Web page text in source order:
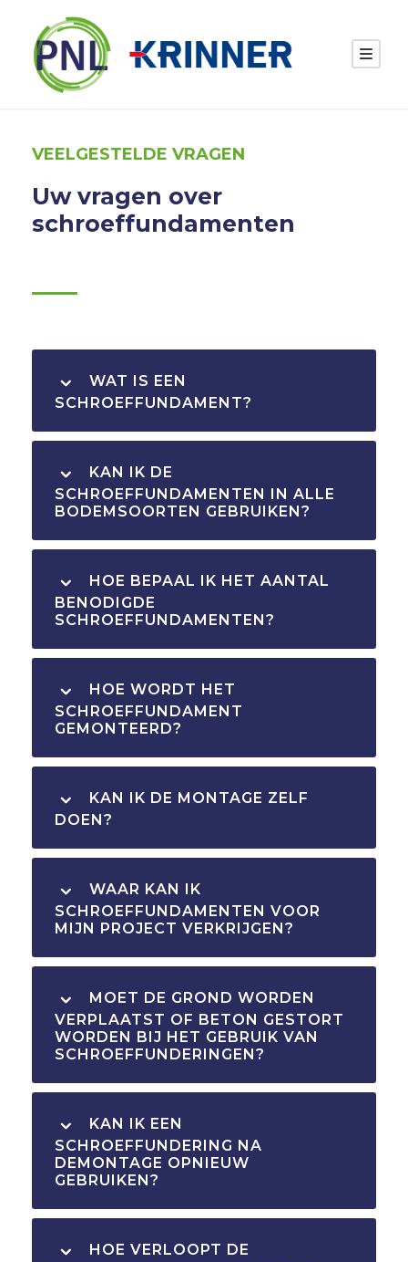
VEELGESTELDE VRAGEN
Uw vragen over
schroeffundamenten
WAT IS EEN
SCHROEFFUNDAMENT?
KAN IK DE
SCHROEFFUNDAMENTEN IN ALLE
BODEMSOORTEN GEBRUIKEN?
HOE BEPAAL IK HET AANTAL
BENODIGDE
SCHROEFFUNDAMENTEN?
HOE WORDT HET
SCHROEFFUNDAMENT
GEMONTEERD?
KAN IK DE MONTAGE ZELF
DOEN?
WAAR KAN IK
SCHROEFFUNDAMENTEN VOOR
MIJN PROJECT VERKRIJGEN?
MOET DE GROND WORDEN
VERPLAATST OF BETON GESTORT
WORDEN BIJ HET GEBRUIK VAN
SCHROEFFUNDERINGEN?
KAN IK EEN
SCHROEFFUNDERING NA
DEMONTAGE OPNIEUW
GEBRUIKEN?
HOE VERLOOPT DE